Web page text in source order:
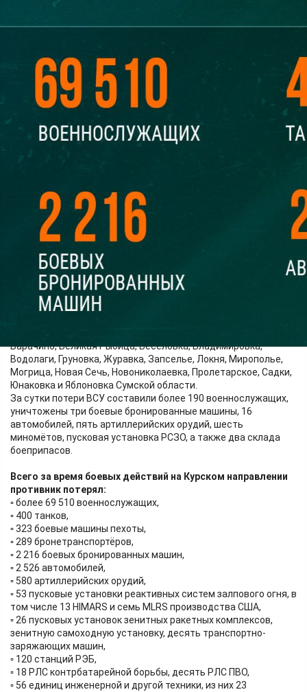
Происшествия
23.03.2025 18:56
3024
Подразделения группировки войск «Север» в ходе
наступательных действий нанесли поражение
формированиям механизированной, десантно-штурмовой
бригад, бригады морской пехоты и трёх бригад
территориальной обороны ВСУ в районе населённых пунктов
Гоголевка, Горналь, Гуево и Олешня. Отражены четыре
контратаки противника
Ударами оперативно-тактической, армейской авиации и
огнём артиллерии поражены живая сила и техника
Варачино, Великая Рыбица, Веселовка, Владимировка,
Водолаги, Груновка, Журавка, Запселье, Локня, Мирополье,
Могрица, Новая Сечь, Новониколаевка, Пролетарское, Садки,
Юнаковка и Яблоновка Сумской области.
За сутки потери ВСУ составили более 190 военнослужащих,
уничтожены три боевые бронированные машины, 16
автомобилей, пять артиллерийских орудий, шесть
миномётов, пусковая установка РСЗО, а также два склада
боеприпасов.
Всего за время боевых действий на Курском направлении
противник потерял:
▫️ более 69 510 военнослужащих,
▫️ 400 танков,
▫️ 323 боевые машины пехоты,
▫️ 289 бронетранспортёров,
▫️ 2 216 боевых бронированных машин,
▫️ 2 526 автомобилей,
▫️ 580 артиллерийских орудий,
▫️ 53 пусковые установки реактивных систем залпового огня, в
том числе 13 HIMARS и семь MLRS производства США,
▫️ 26 пусковых установок зенитных ракетных комплексов,
зенитную самоходную установку, десять транспортно-
заряжающих машин,
▫️ 120 станций РЭБ,
▫️ 18 РЛС контрбатарейной борьбы, десять РЛС ПВО,
▫️ 56 единиц инженерной и другой техники, из них 23